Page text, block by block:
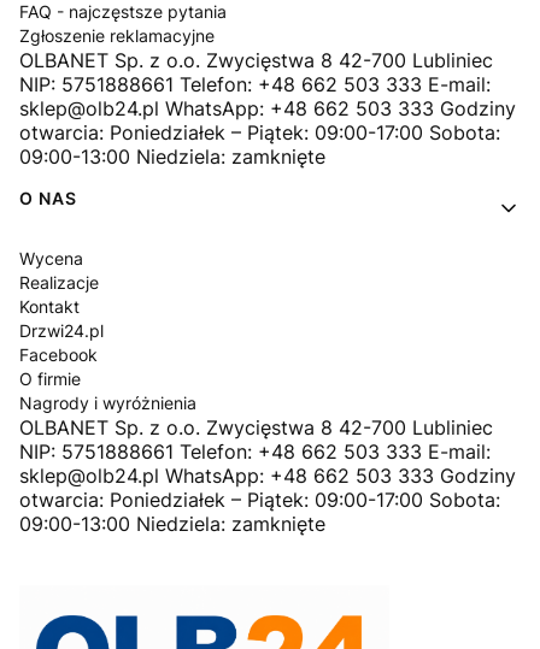
FAQ - najczęstsze pytania
Zgłoszenie reklamacyjne
OLBANET Sp. z o.o. Zwycięstwa 8 42-700 Lubliniec
NIP: 5751888661 Telefon: +48 662 503 333 E-mail:
sklep@olb24.pl WhatsApp: +48 662 503 333 Godziny
otwarcia: Poniedziałek – Piątek: 09:00-17:00 Sobota:
09:00-13:00 Niedziela: zamknięte
O NAS
Wycena
Realizacje
Kontakt
Drzwi24.pl
Facebook
O firmie
Nagrody i wyróżnienia
OLBANET Sp. z o.o. Zwycięstwa 8 42-700 Lubliniec
NIP: 5751888661 Telefon: +48 662 503 333 E-mail:
sklep@olb24.pl WhatsApp: +48 662 503 333 Godziny
otwarcia: Poniedziałek – Piątek: 09:00-17:00 Sobota:
09:00-13:00 Niedziela: zamknięte